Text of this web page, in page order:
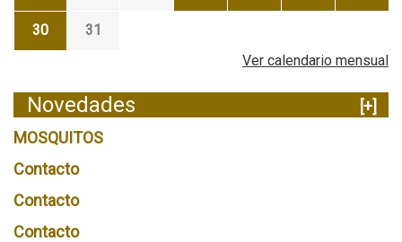
30
31
Ver calendario mensual
Novedades
[+]
MOSQUITOS
Contacto
Contacto
Contacto